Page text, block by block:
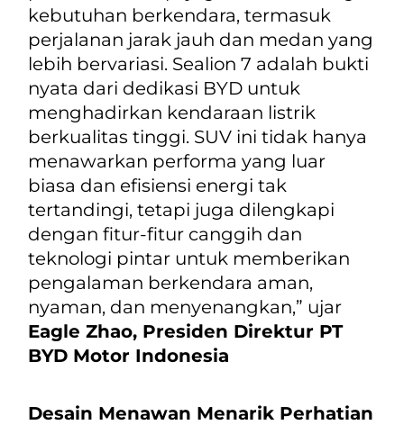
kebutuhan berkendara, termasuk
perjalanan jarak jauh dan medan yang
lebih bervariasi. Sealion 7 adalah bukti
nyata dari dedikasi BYD untuk
menghadirkan kendaraan listrik
berkualitas tinggi. SUV ini tidak hanya
menawarkan performa yang luar
biasa dan efisiensi energi tak
tertandingi, tetapi juga dilengkapi
dengan fitur-fitur canggih dan
teknologi pintar untuk memberikan
pengalaman berkendara aman,
nyaman, dan menyenangkan,” ujar
Eagle Zhao, Presiden Direktur PT
BYD Motor Indonesia
Desain Menawan Menarik Perhatian